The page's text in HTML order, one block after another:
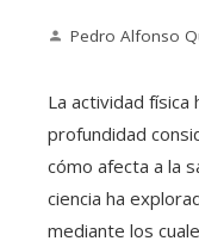
Pedro Alfonso
La actividad física
profundidad
cómo afecta a la
ciencia ha
mediante los